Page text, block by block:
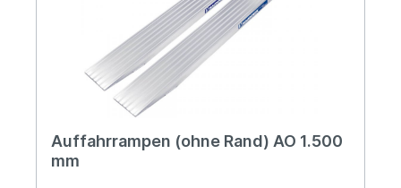
Auffahrrampen (ohne Rand) AO 1.500
mm